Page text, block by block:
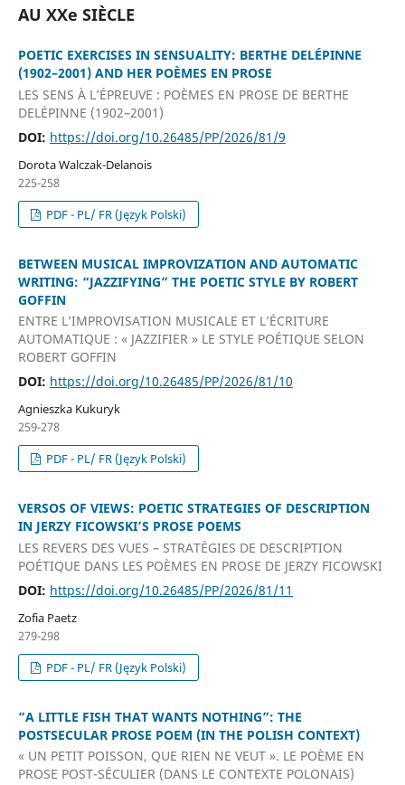
AU XXe SIÈCLE
POETIC EXERCISES IN SENSUALITY: BERTHE DELÉPINNE
(1902–2001) AND HER POÈMES EN PROSE
LES SENS À L’ÉPREUVE : POÈMES EN PROSE DE BERTHE
DELÉPINNE (1902–2001)
DOI: https://doi.org/10.26485/PP/2026/81/9
Dorota Walczak-Delanois
225-258
PDF - PL/ FR (Język Polski)
BETWEEN MUSICAL IMPROVIZATION AND AUTOMATIC
WRITING: “JAZZIFYING” THE POETIC STYLE BY ROBERT
GOFFIN
ENTRE L’IMPROVISATION MUSICALE ET L’ÉCRITURE
AUTOMATIQUE : « JAZZIFIER » LE STYLE POÉTIQUE SELON
ROBERT GOFFIN
DOI: https://doi.org/10.26485/PP/2026/81/10
Agnieszka Kukuryk
259-278
PDF - PL/ FR (Język Polski)
VERSOS OF VIEWS: POETIC STRATEGIES OF DESCRIPTION
IN JERZY FICOWSKI’S PROSE POEMS
LES REVERS DES VUES – STRATÉGIES DE DESCRIPTION
POÉTIQUE DANS LES POÈMES EN PROSE DE JERZY FICOWSKI
DOI: https://doi.org/10.26485/PP/2026/81/11
Zofia Paetz
279-298
PDF - PL/ FR (Język Polski)
“A LITTLE FISH THAT WANTS NOTHING”: THE
POSTSECULAR PROSE POEM (IN THE POLISH CONTEXT)
« UN PETIT POISSON, QUE RIEN NE VEUT ». LE POÈME EN
PROSE POST-SÉCULIER (DANS LE CONTEXTE POLONAIS)